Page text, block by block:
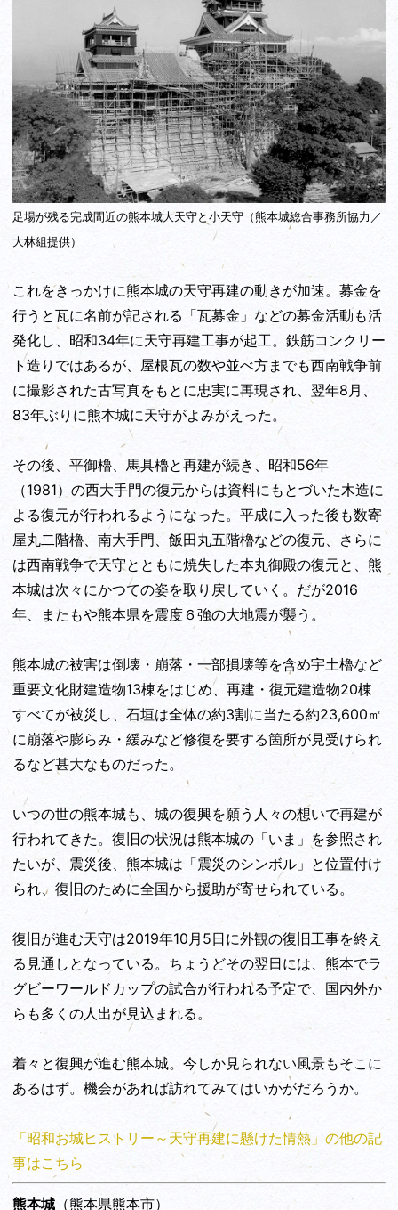
足場が残る完成間近の熊本城大天守と小天守（熊本城総合事務所協力／
大林組提供）
これをきっかけに熊本城の天守再建の動きが加速。募金を
行うと瓦に名前が記される「瓦募金」などの募金活動も活
発化し、昭和34年に天守再建工事が起工。鉄筋コンクリー
ト造りではあるが、屋根瓦の数や並べ方までも西南戦争前
に撮影された古写真をもとに忠実に再現され、翌年8月、
83年ぶりに熊本城に天守がよみがえった。
その後、平御櫓、馬具櫓と再建が続き、昭和56年
（1981）の西大手門の復元からは資料にもとづいた木造に
よる復元が行われるようになった。平成に入った後も数寄
屋丸二階櫓、南大手門、飯田丸五階櫓などの復元、さらに
は西南戦争で天守とともに焼失した本丸御殿の復元と、熊
本城は次々にかつての姿を取り戻していく。だが2016
年、またもや熊本県を震度６強の大地震が襲う。
熊本城の被害は倒壊・崩落・一部損壊等を含め宇土櫓など
重要文化財建造物13棟をはじめ、再建・復元建造物20棟
すべてが被災し、石垣は全体の約3割に当たる約23,600㎡
に崩落や膨らみ・緩みなど修復を要する箇所が見受けられ
るなど甚大なものだった。
いつの世の熊本城も、城の復興を願う人々の想いで再建が
行われてきた。復旧の状況は熊本城の「いま」を参照され
たいが、震災後、熊本城は「震災のシンボル」と位置付け
られ、復旧のために全国から援助が寄せられている。
復旧が進む天守は2019年10月5日に外観の復旧工事を終え
る見通しとなっている。ちょうどその翌日には、熊本でラ
グビーワールドカップの試合が行われる予定で、国内外か
らも多くの人出が見込まれる。
着々と復興が進む熊本城。今しか見られない風景もそこに
あるはず。機会があれば訪れてみてはいかがだろうか。
「昭和お城ヒストリー～天守再建に懸けた情熱」の他の記
事はこちら
熊本城 （熊本県熊本市）